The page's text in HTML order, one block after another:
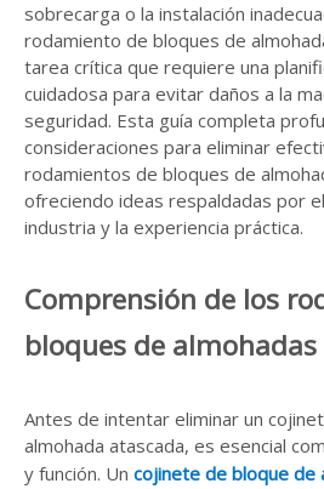
sobrecarga o la instalación
rodamiento de bloques de
tarea crítica que requiere una
cuidadosa para evitar daños a la
seguridad. Esta guía completa
consideraciones para eliminar
rodamientos de bloques de
ofreciendo ideas respaldadas por
industria y la experiencia práctica.
Comprensión de los
bloques de almohadas
Antes de intentar eliminar un
almohada atascada, es esencial
y función. Un cojinete de bloque de